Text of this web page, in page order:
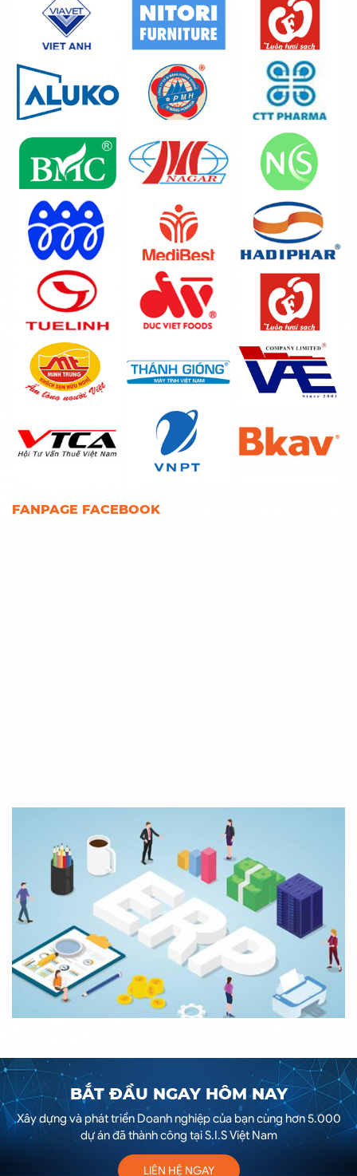
FANPAGE FACEBOOK
BẮT ĐẦU NGAY HÔM NAY
Xây dựng và phát triển Doanh nghiệp của bạn cùng hơn 5.000
dự án đã thành công tại S.I.S Việt Nam
LIÊN HỆ NGAY